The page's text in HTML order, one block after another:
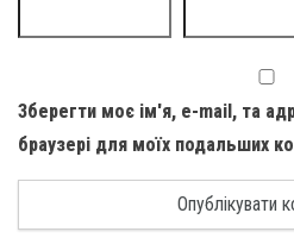
Зберегти моє ім'я, e-mail, та
браузері для моїх подальших